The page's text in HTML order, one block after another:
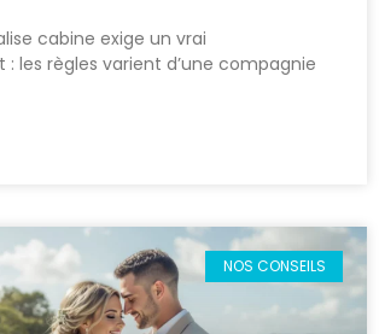
cabine exige un vrai
les règles varient d’une compagnie
NOS CONSEILS